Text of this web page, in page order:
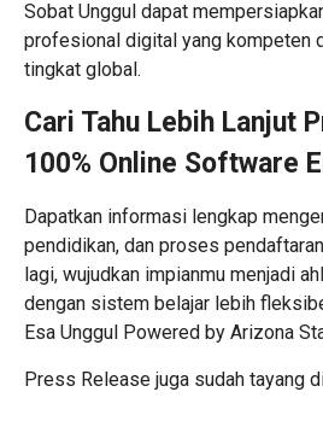
Sobat Unggul dapat
profesional digital yang kompeten
tingkat global.
Cari Tahu Lebih Lanjut
100% Online Software
Dapatkan informasi lengkap
pendidikan, dan proses
lagi, wujudkan impianmu menjadi
dengan sistem belajar lebih
Esa Unggul Powered by Arizona
Press Release juga sudah tayang